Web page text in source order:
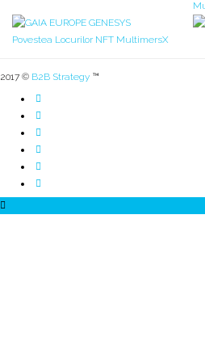
2017 © B2B Strategy ™